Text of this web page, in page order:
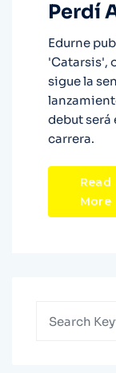
Perdí
Edurne
'Catarsis',
sigue la
debut será
carrera.
Read
More